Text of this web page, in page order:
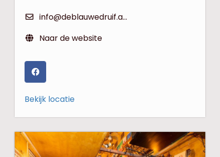
info@deblauwedruif.amsterdam
Naar de website
Bekijk locatie